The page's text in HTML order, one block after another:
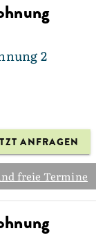
2
ANFRAGEN
freie Termine